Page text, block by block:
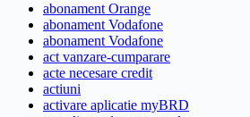
abonament Orange
abonament Vodafone
abonament Vodafone
act vanzare-cumparare
acte necesare credit
actiuni
activare aplicatie myBRD